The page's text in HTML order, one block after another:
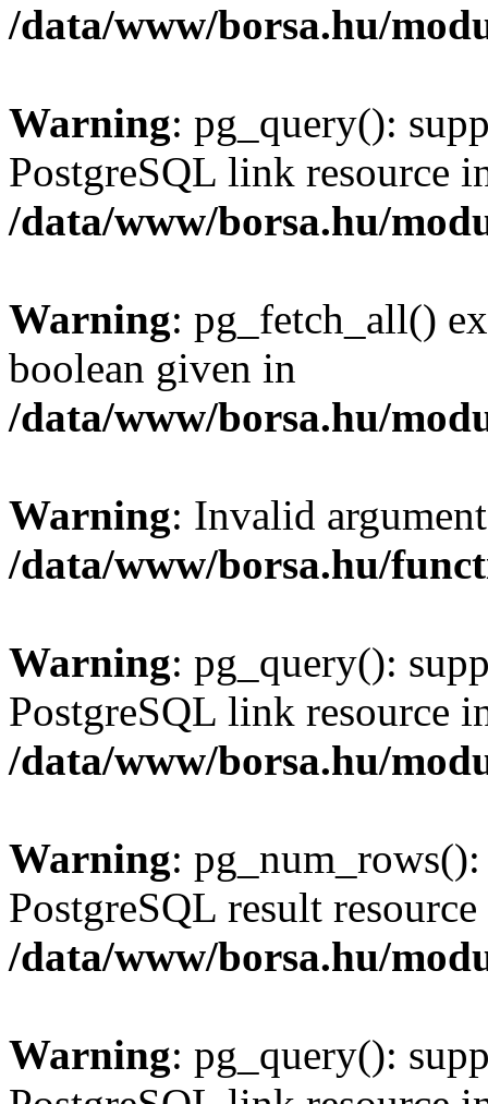
/data/www/borsa.hu/
Warning: pg_query():
PostgreSQL link resource
/data/www/borsa.hu/
Warning: pg_fetch_all()
boolean given in
/data/www/borsa.hu/
Warning: Invalid
/data/www/borsa.hu/
Warning: pg_query():
PostgreSQL link resource
/data/www/borsa.hu/
Warning:
PostgreSQL result
/data/www/borsa.hu/
Warning: pg_query():